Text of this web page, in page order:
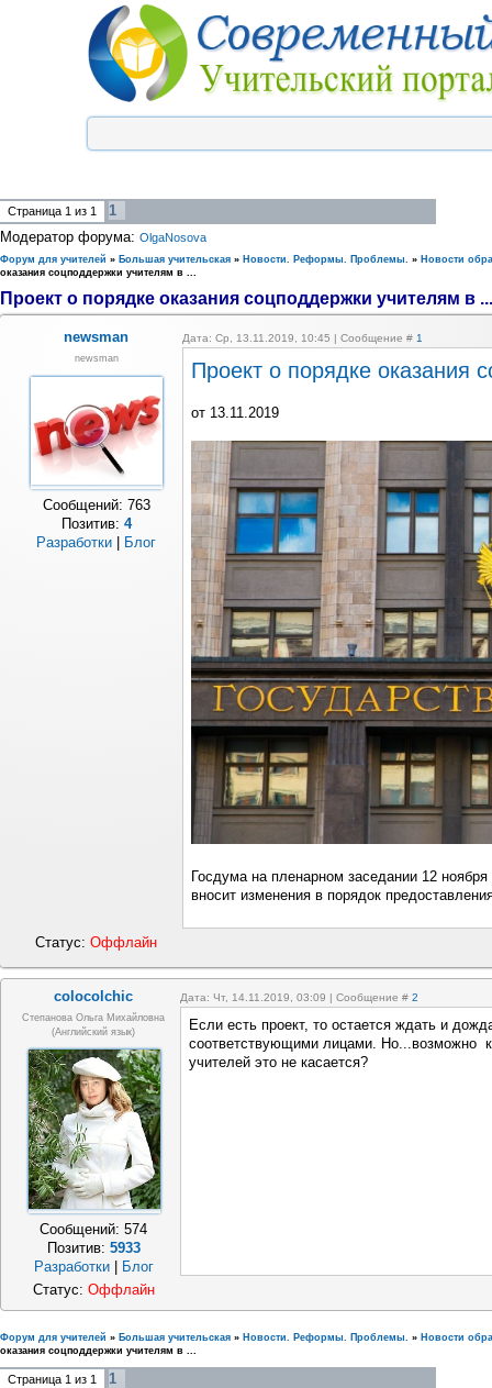
Страница 1 из 1
1
Модератор форума: OlgaNosova
Форум для учителей » Большая учительская » Новости. Реформы. Проблемы. » Новости
оказания соцподдержки учителям в ...
Проект о порядке оказания соцподдержки учителям в ...
newsman Дата: Ср, 13.11.2019, 10:45 | Сообщение # 1
newsman
Сообщений: 763
Позитив: 4
Разработки
Блог
Проект о порядке оказания
от 13.11.2019
Госдума на пленарном заседании 12
вносит изменения в порядок
Статус:Оффлайн
colocolchic Дата: Чт, 14.11.2019, 03:09 | Сообщение # 2
Степанова Ольга Михайловна
(Английский язык)
Сообщений:574
Позитив: 5933
Разработки
Блог
Если есть проект, то остается ждать и
соответствующими лицами. Но...возможно
учителей это не касается?
Статус: Оффлайн
Форум для учителей » Большая учительская » Новости. Реформы. Проблемы. » Новости
оказания соцподдержки учителям в ...
Страница 1 из 1 1